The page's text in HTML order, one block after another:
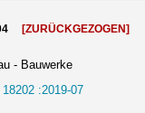
[ZURÜCKGEZOGEN]
- Bauwerke
18202 :2019-07